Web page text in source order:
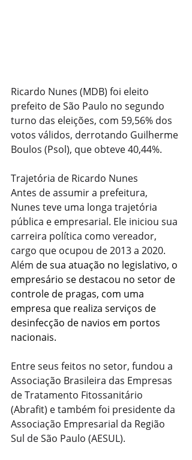
Ricardo Nunes (MDB) foi eleito
prefeito de São Paulo no segundo
turno das eleições, com 59,56% dos
votos válidos, derrotando Guilherme
Boulos (Psol), que obteve 40,44%.
Trajetória de Ricardo Nunes
Antes de assumir a prefeitura,
Nunes teve uma longa trajetória
pública e empresarial. Ele iniciou sua
carreira política como vereador,
cargo que ocupou de 2013 a 2020.
Além de sua atuação no legislativo, o
empresário se destacou no setor de
controle de pragas, com uma
empresa que realiza serviços de
desinfecção de navios em portos
nacionais.
Entre seus feitos no setor, fundou a
Associação Brasileira das Empresas
de Tratamento Fitossanitário
(Abrafit) e também foi presidente da
Associação Empresarial da Região
Sul de São Paulo (AESUL).